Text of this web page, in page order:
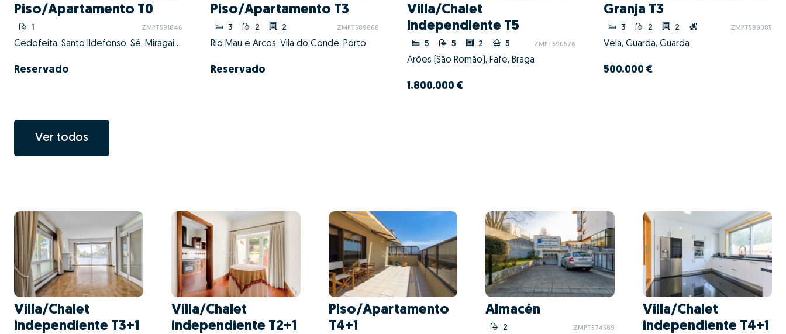
Piso/Apartamento T0
1 ZMPT591846
Cedofeita, Santo Ildefonso, Sé, Miragaia, São Nicolau e Vitória, Porto, Porto
Reservado
Piso/Apartamento T3
3 2 2 ZMPT589868
Rio Mau e Arcos, Vila do Conde, Porto
Reservado
Villa/Chalet
independiente T5
5 5 2 5 ZMPT590576
Arões (São Romão), Fafe, Braga
1.800.000 €
Granja T3
3 2 2 ZMPT589085
Vela, Guarda, Guarda
500.000 €
Ver todos
Villa/Chalet
independiente T3+1
Villa/Chalet
independiente T2+1
Piso/Apartamento
T4+1
Almacén
2 ZMPT574589
Villa/Chalet
independiente T4+1